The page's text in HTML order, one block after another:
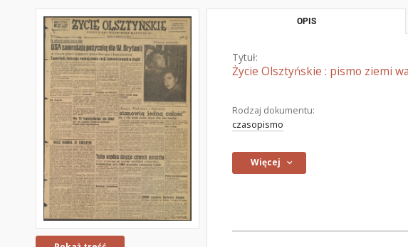
OPIS
Tytuł:
Życie Olsztyńskie : pismo ziemi
Rodzaj dokumentu:
czasopismo
Więcej